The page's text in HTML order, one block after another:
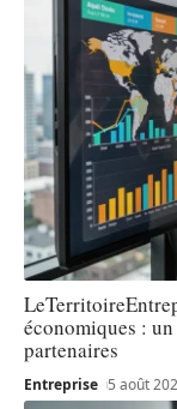
économiques :
partenaires
Entreprise 5 août